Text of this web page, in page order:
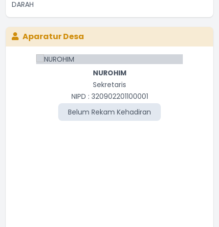
Aparatur Desa
NUROHIM
Sekretaris
NIPD : 320902201100001
Belum Rekam Kehadiran